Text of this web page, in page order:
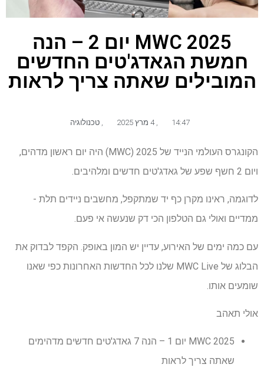
MWC 2025 יום 2 – הנה
חמשת הגאדג'טים החדשים
המובילים שאתה צריך לראות
14:47 4 מרץ 2025 טכנולוגיה
הקונגרס העולמי הנייד של 2025 (MWC) היה יום ראשון מדהים,
ויום 2 חשף שפע של גאדג'טים חדשים ומלהיבים.
לדוגמה, ראינו מקרן כף יד שמתקפל, מחשבים ניידים תלת -
ממדיים ואולי גם הטלפון הכי דק שנעשה אי פעם.
עם כמה ימים של האירוע, עדיין יש המון באופק. הקפד לבדוק את
הבלוג של MWC Live שלנו לכל החדשות האחרונות כפי שאנו
שומעים אותו.
אולי תאהב
MWC 2025 יום 1 – הנה 7 גאדג'טים חדשים מדהימים
שאתה צריך לראות